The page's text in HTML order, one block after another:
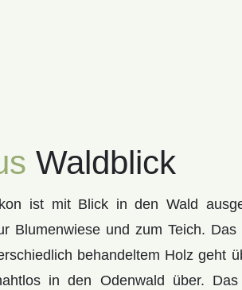
Waldblick
ist mit Blick in den Wald
Blumenwiese und zum Teich. Das
behandeltem Holz geht
in den Odenwald über.